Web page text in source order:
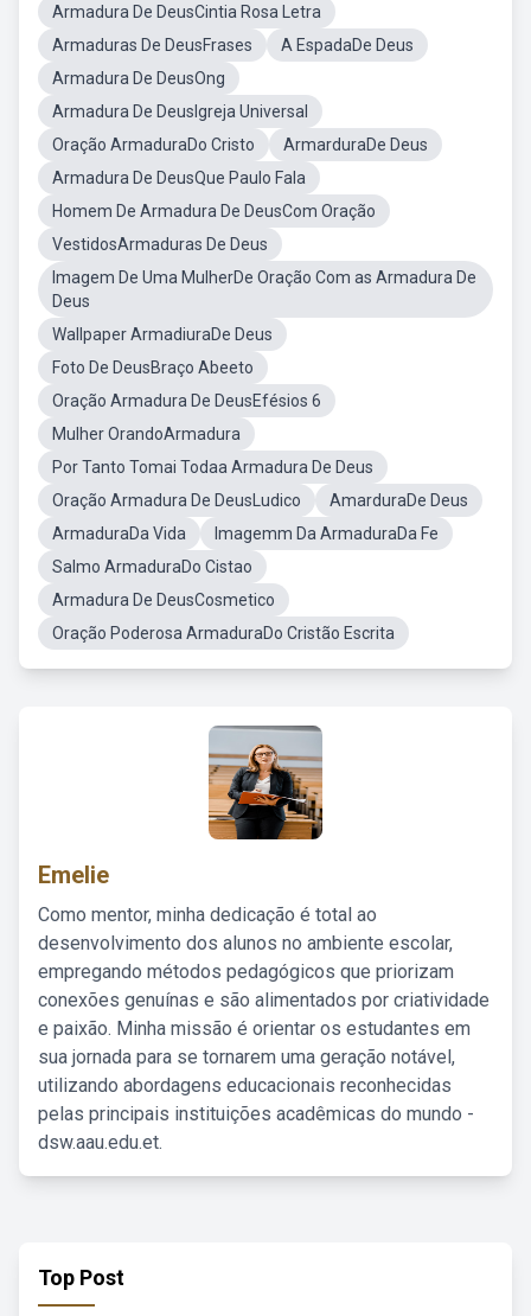
Armadura De DeusCintia Rosa Letra
Armaduras De DeusFrases
A EspadaDe Deus
Armadura De DeusOng
Armadura De DeusIgreja Universal
Oração ArmaduraDo Cristo
ArmarduraDe Deus
Armadura De DeusQue Paulo Fala
Homem De Armadura De DeusCom Oração
VestidosArmaduras De Deus
Imagem De Uma MulherDe Oração Com as Armadura De
Deus
Wallpaper ArmadiuraDe Deus
Foto De DeusBraço Abeeto
Oração Armadura De DeusEfésios 6
Mulher OrandoArmadura
Por Tanto Tomai Todaa Armadura De Deus
Oração Armadura De DeusLudico
AmarduraDe Deus
ArmaduraDa Vida
Imagemm Da ArmaduraDa Fe
Salmo ArmaduraDo Cistao
Armadura De DeusCosmetico
Oração Poderosa ArmaduraDo Cristão Escrita
Emelie
Como mentor, minha dedicação é total ao
desenvolvimento dos alunos no ambiente escolar,
empregando métodos pedagógicos que priorizam
conexões genuínas e são alimentados por criatividade
e paixão. Minha missão é orientar os estudantes em
sua jornada para se tornarem uma geração notável,
utilizando abordagens educacionais reconhecidas
pelas principais instituições acadêmicas do mundo -
dsw.aau.edu.et.
Top Post